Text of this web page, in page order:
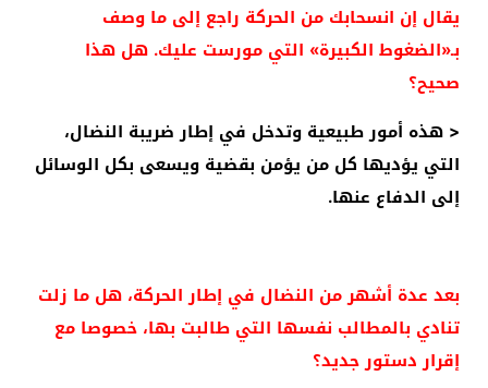
يقال إن انسحابك من الحركة راجع إلى ما وصف
بـ«الضغوط الكبيرة» التي مورست عليك. هل هذا
صحيح؟
< هذه أمور طبيعية وتدخل في إطار ضريبة النضال،
التي يؤديها كل من يؤمن بقضية ويسعى بكل الوسائل
إلى الدفاع عنها.
بعد عدة أشهر من النضال في إطار الحركة، هل ما زلت
تنادي بالمطالب نفسها التي طالبت بها، خصوصا مع
إقرار دستور جديد؟